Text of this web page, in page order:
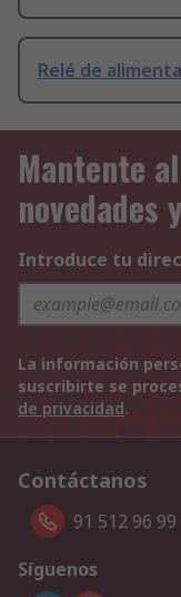
Relé de
Mantente
novedades
Introduce tu
La información
suscribirte se
de privacidad.
Contáctanos
91 512 96 99
Síguenos